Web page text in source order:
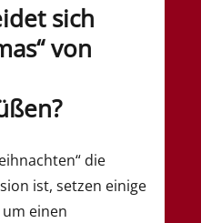
sich
von
die
ist, setzen einige
einen